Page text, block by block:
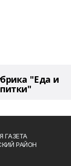
"Еда и
ГАЗЕТА
РАЙОН